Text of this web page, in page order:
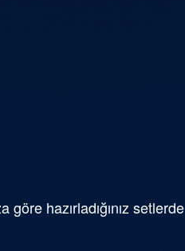
hazırladığınız setlerde